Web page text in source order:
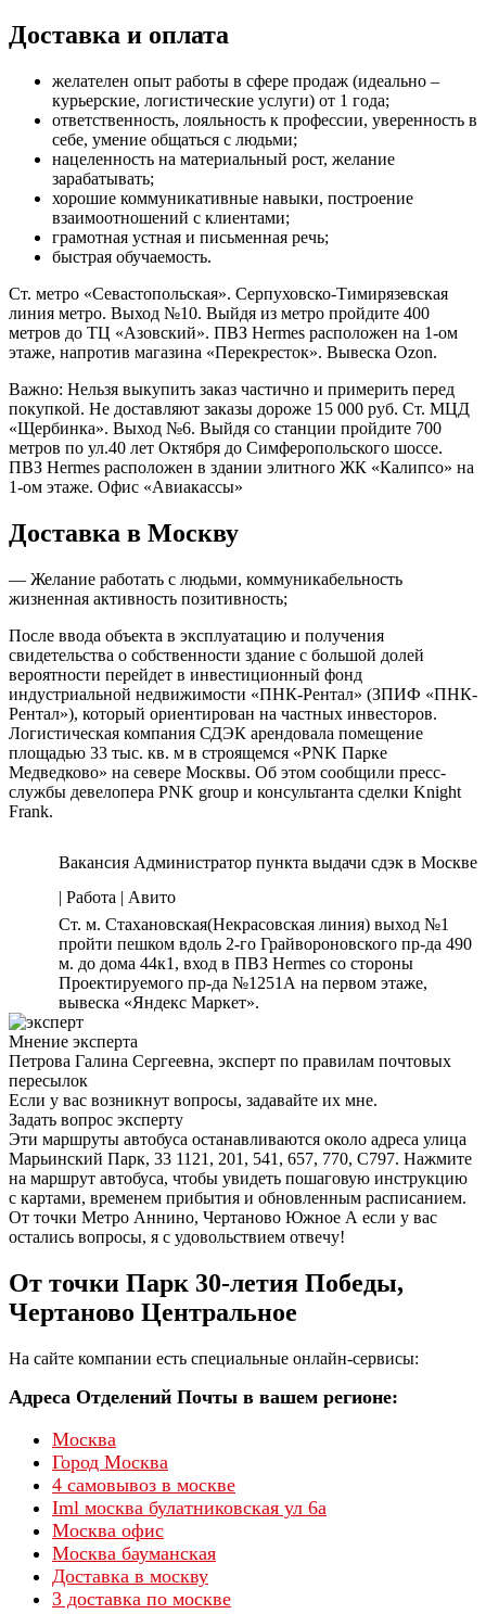
Доставка и оплата
желателен опыт работы в сфере продаж (идеально –
курьерские, логистические услуги) от 1 года;
ответственность, лояльность к профессии, уверенность в
себе, умение общаться с людьми;
нацеленность на материальный рост, желание
зарабатывать;
хорошие коммуникативные навыки, построение
взаимоотношений с клиентами;
грамотная устная и письменная речь;
быстрая обучаемость.
Ст. метро «Севастопольская». Серпуховско-Тимирязевская
линия метро. Выход №10. Выйдя из метро пройдите 400
метров до ТЦ «Азовский». ПВЗ Hermes расположен на 1-ом
этаже, напротив магазина «Перекресток». Вывеска Ozon.
Важно: Нельзя выкупить заказ частично и примерить перед
покупкой. Не доставляют заказы дороже 15 000 руб. Ст. МЦД
«Щербинка». Выход №6. Выйдя со станции пройдите 700
метров по ул.40 лет Октября до Симферопольского шоссе.
ПВЗ Hermes расположен в здании элитного ЖК «Калипсо» на
1-ом этаже. Офис «Авиакассы»
Доставка в Москву
— Желание работать с людьми, коммуникабельность
жизненная активность позитивность;
После ввода объекта в эксплуатацию и получения
свидетельства о собственности здание с большой долей
вероятности перейдет в инвестиционный фонд
индустриальной недвижимости «ПНК-Рентал» (ЗПИФ «ПНК-
Рентал»), который ориентирован на частных инвесторов.
Логистическая компания СДЭК арендовала помещение
площадью 33 тыс. кв. м в строящемся «PNK Парке
Медведково» на севере Москвы. Об этом сообщили пресс-
службы девелопера PNK group и консультанта сделки Knight
Frank.
Вакансия Администратор пункта выдачи сдэк в Москве
| Работа | Авито
Ст. м. Стахановская(Некрасовская линия) выход №1
пройти пешком вдоль 2-го Грайвороновского пр-да 490
м. до дома 44к1, вход в ПВЗ Hermes со стороны
Проектируемого пр-да №1251А на первом этаже,
вывеска «Яндекс Маркет».
Мнение эксперта
Петрова Галина Сергеевна, эксперт по правилам почтовых
пересылок
Если у вас возникнут вопросы, задавайте их мне.
Задать вопрос эксперту
Эти маршруты автобуса останавливаются около адреса улица
Марьинский Парк, 33 1121, 201, 541, 657, 770, С797. Нажмите
на маршрут автобуса, чтобы увидеть пошаговую инструкцию
с картами, временем прибытия и обновленным расписанием.
От точки Метро Аннино, Чертаново Южное А если у вас
остались вопросы, я с удовольствием отвечу!
От точки Парк 30-летия Победы,
Чертаново Центральное
На сайте компании есть специальные онлайн-сервисы:
Адреса Отделений Почты в вашем регионе:
Москва
Город Москва
4 самовывоз в москве
Iml москва булатниковская ул 6а
Москва офис
Москва бауманская
Доставка в москву
3 доставка по москве